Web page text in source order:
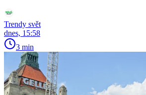
Trendy svět
dnes, 15:58
3 min